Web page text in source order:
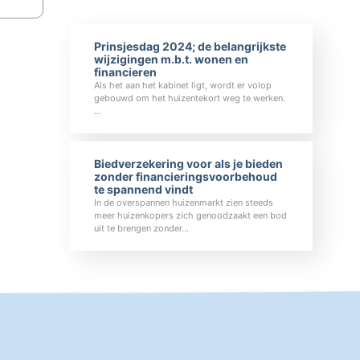
Prinsjesdag 2024; de belangrijkste
wijzigingen m.b.t. wonen en
financieren
Als het aan het kabinet ligt, wordt er volop
gebouwd om het huizentekort weg te werken.
…
Biedverzekering voor als je bieden
zonder financieringsvoorbehoud
te spannend vindt
In de overspannen huizenmarkt zien steeds
meer huizenkopers zich genoodzaakt een bod
uit te brengen zonder…